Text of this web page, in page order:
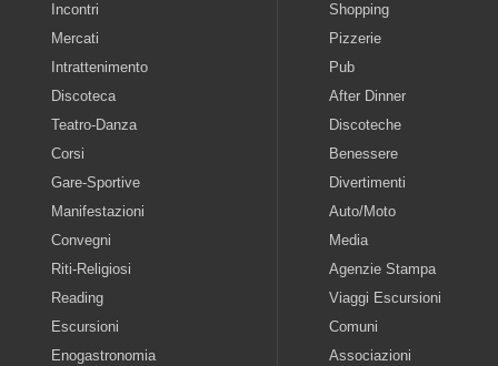
Incontri
Mercati
Intrattenimento
Discoteca
Teatro-Danza
Corsi
Gare-Sportive
Manifestazioni
Convegni
Riti-Religiosi
Reading
Escursioni
Enogastronomia
Shopping
Pizzerie
Pub
After Dinner
Discoteche
Benessere
Divertimenti
Auto/Moto
Media
Agenzie Stampa
Viaggi Escursioni
Comuni
Associazioni